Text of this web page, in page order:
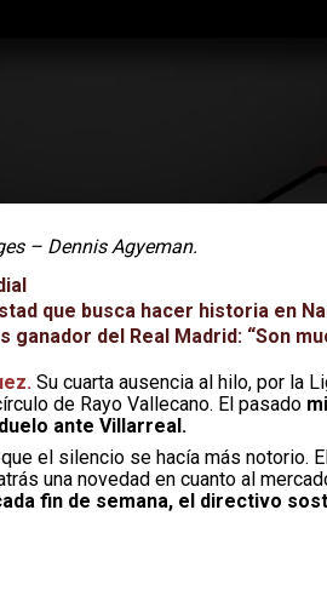
– Dennis Agyeman.
que busca hacer historia en
del Real Madrid: “Son
Su cuarta ausencia al hilo, por la
de Rayo Vallecano. El pasado
ante Villarreal.
el silencio se hacía más notorio.
una novedad en cuanto al
fin de semana, el directivo